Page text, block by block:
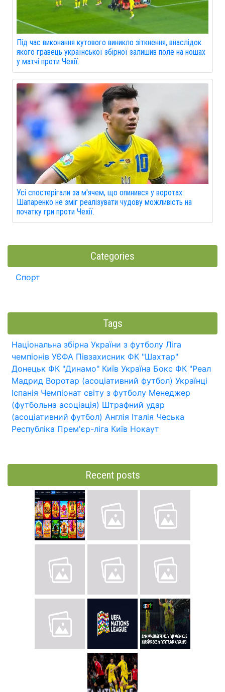
Під час виконання кутового виникло зіткнення, внаслідок
якого гравець української збірної залишив поле на ношах
у матчі проти Чехії.
Усі спостерігали за м'ячем, що опинився у воротах:
Шапаренко не зміг реалізувати чудову можливість на
початку гри проти Чехії.
Categories
Спорт
Tags
Національна збірна України з футболу Ліга
чемпіонів УЄФА Півзахисник ФК "Шахтар"
Донецьк ФК "Динамо" Київ Україна Бокс ФК "Реал
Мадрид Воротар (асоціативний футбол) Українці
Іспанія Чемпіонат світу з футболу Менеджер
(футбольна асоціація) Штрафний удар
(асоціативний футбол) Англія Італія Чеська
Республіка Прем'єр-ліга Київ Нокаут
Recent posts